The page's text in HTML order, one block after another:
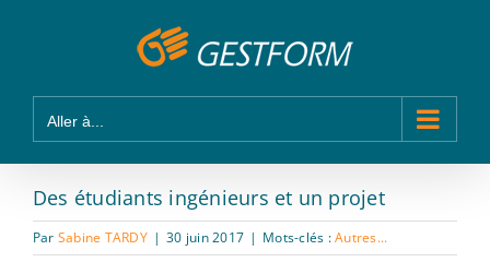
Aller à...
Des étudiants ingénieurs et un projet
Par Sabine TARDY | 30 juin 2017 | Mots-clés :Autres...